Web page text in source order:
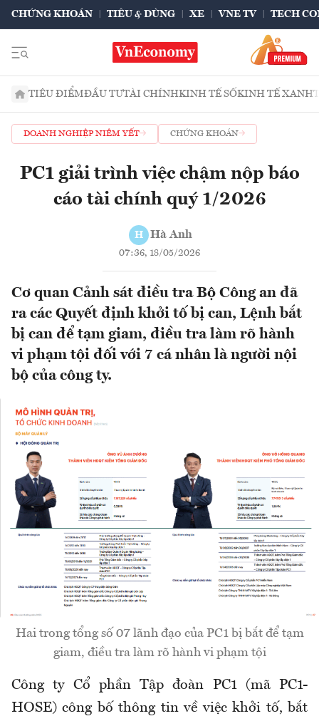
CHỨNG KHOÁN TIÊU & DÙNG XE VNE TV TECH
TIÊU ĐIỂMĐẦU TƯTÀI CHÍNHKINH TẾ SỐKINH TẾ XANH
DOANH NGHIỆP NIÊM YẾT CHỨNG KHOÁN
PC1 giải trình việc chậm nộp báo
cáo tài chính quý 1/2026
H Hà Anh
07:36, 18/05/2026
Cơ quan Cảnh sát điều tra Bộ Công an đã
ra các Quyết định khởi tố bị can, Lệnh bắt
bị can để tạm giam, điều tra làm rõ hành
vi phạm tội đối với 7 cá nhân là người nội
bộ của công ty.
Hai trong tổng số 07 lãnh đạo của PC1 bị bắt để tạm
giam, điều tra làm rõ hành vi phạm tội
Công ty Cổ phần Tập đoàn PC1 (mã PC1-
HOSE) công bố thông tin về việc khởi tố, bắt